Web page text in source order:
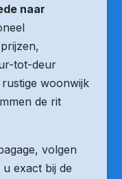
naar
tot-deur
woonwijk
de rit
volgen
exact bij de